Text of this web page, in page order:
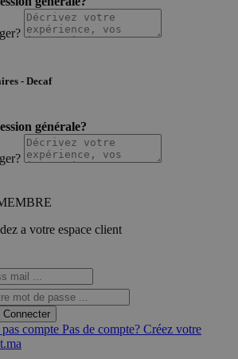
- Decaf
générale?
a votre espace client
Connecter
Pas de compte? Créez votre